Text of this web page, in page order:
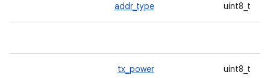
uint8_t
addr_type
uint8_t
tx_power